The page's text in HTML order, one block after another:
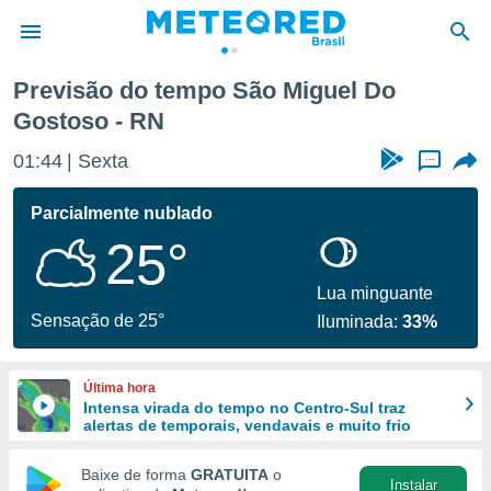
da
por
para
fornecidas
e
forma
Previsão do tempo São Miguel Do
Gostoso - RN
01:44 Sexta ...
Parcialmente nublado
25°
Sensação de 25°
Lua minguante
Iluminada:33%
Última hora
Intensa virada do tempo no Centro-Sul traz
alertas de temporais, vendavais e muito frio
Baixe de forma GRATUITA o
Instalar